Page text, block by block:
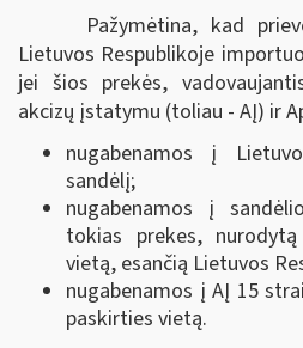
Pažymėtina, kad
Lietuvos Respublikoje
jei šios prekės,
akcizų įstatymu (toliau - AĮ) ir
nugabenamos į
sandėlį;
nugabenamos į
tokias prekes,
vietą, esančią Lietuvos
nugabenamos į AĮ 15
paskirties vietą.